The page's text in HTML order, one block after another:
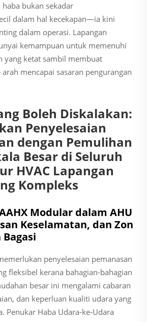
bukan sekadar
dalam hal kecekapan—ia kini
dalam operasi. Lapangan
kemampuan untuk memenuhi
yang ketat sambil membuat
mencapai sasaran pengurangan
Boleh Diskalakan:
Penyelesaian
dengan Pemulihan
Besar di Seluruh
HVAC Lapangan
Kompleks
Modular dalam AHU
Keselamatan, dan Zon
penyelesaian pemanasan
fleksibel kerana bahagian-bahagian
besar ini mengalami cabaran
dan keperluan kualiti udara yang
Penukar Haba Udara-ke-Udara